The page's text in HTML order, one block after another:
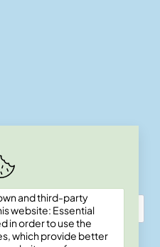
and third-party
website: Essential
in order to use the
which provide better